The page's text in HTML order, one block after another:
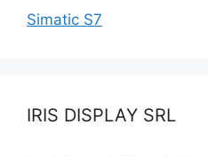
Simatic S7
IRIS DISPLAY SRL